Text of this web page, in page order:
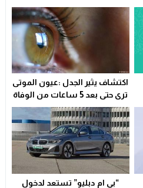
في القطاع الصحي المحلي يشعل
اكتشاف يثير الجدل :عيون الموتى
ترى حتى بعد 5 ساعات من الوفاة
“بي ام دبليو” تستعد لدخول